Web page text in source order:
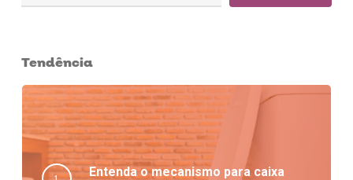
Tendência
Entenda o mecanismo para caixa